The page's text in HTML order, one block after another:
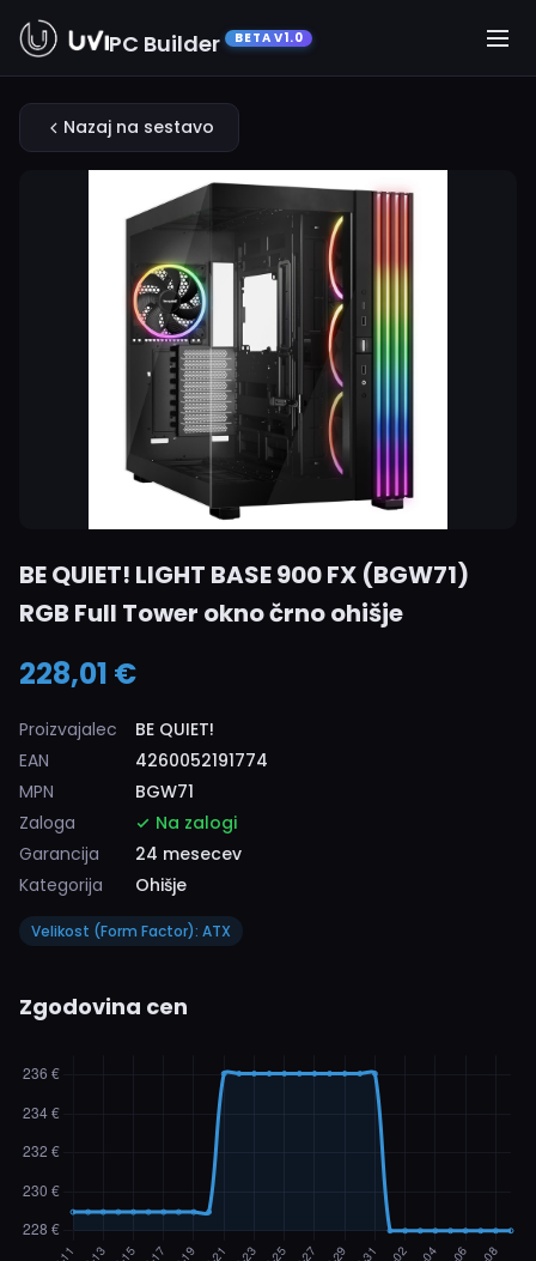
PC Builder BETA V1.0
Nazaj na sestavo
BE QUIET! LIGHT BASE 900 FX (BGW71)
RGB Full Tower okno črno ohišje
228,01 €
Proizvajalec
BE QUIET!
EAN
4260052191774
MPN
BGW71
Zaloga
Na zalogi
Garancija
24 mesecev
Kategorija
Ohišje
Velikost (Form Factor): ATX
Zgodovina cen